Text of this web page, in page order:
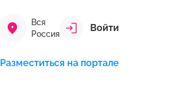
Вся
Россия
Войти
Разместиться на портале